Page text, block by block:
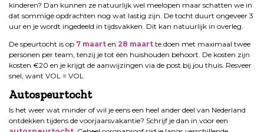
kinderen? Dan kunnen ze natuurlijk wel meelopen maar schatten we in
dat sommige opdrachten nog wat lastig zijn. De tocht duurt ongeveer 3
uur en je wordt ingedeeld in tijdsvakken. Dit kan natuurlijk in overleg.
De speurtocht is op 7 maart en 28 maart te doen met maximaal twee
personen per team, tenzij je tot één huishouden behoort. De kosten zijn
kosten €20 en je krijgt de aanwijzingen via de post bij jou thuis. Resveer
snel, want VOL = VOL
Autospeurtocht
Is het weer wat minder of wil je eens een heel ander deel van Nederland
ontdekken tijdens de voorjaarsvakantie? Schrijf je dan in voor een